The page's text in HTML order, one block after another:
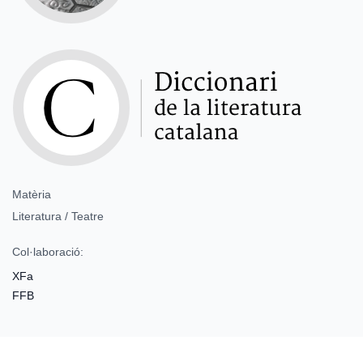
Matèria
Literatura / Teatre
Col·laboració:
XFa
FFB